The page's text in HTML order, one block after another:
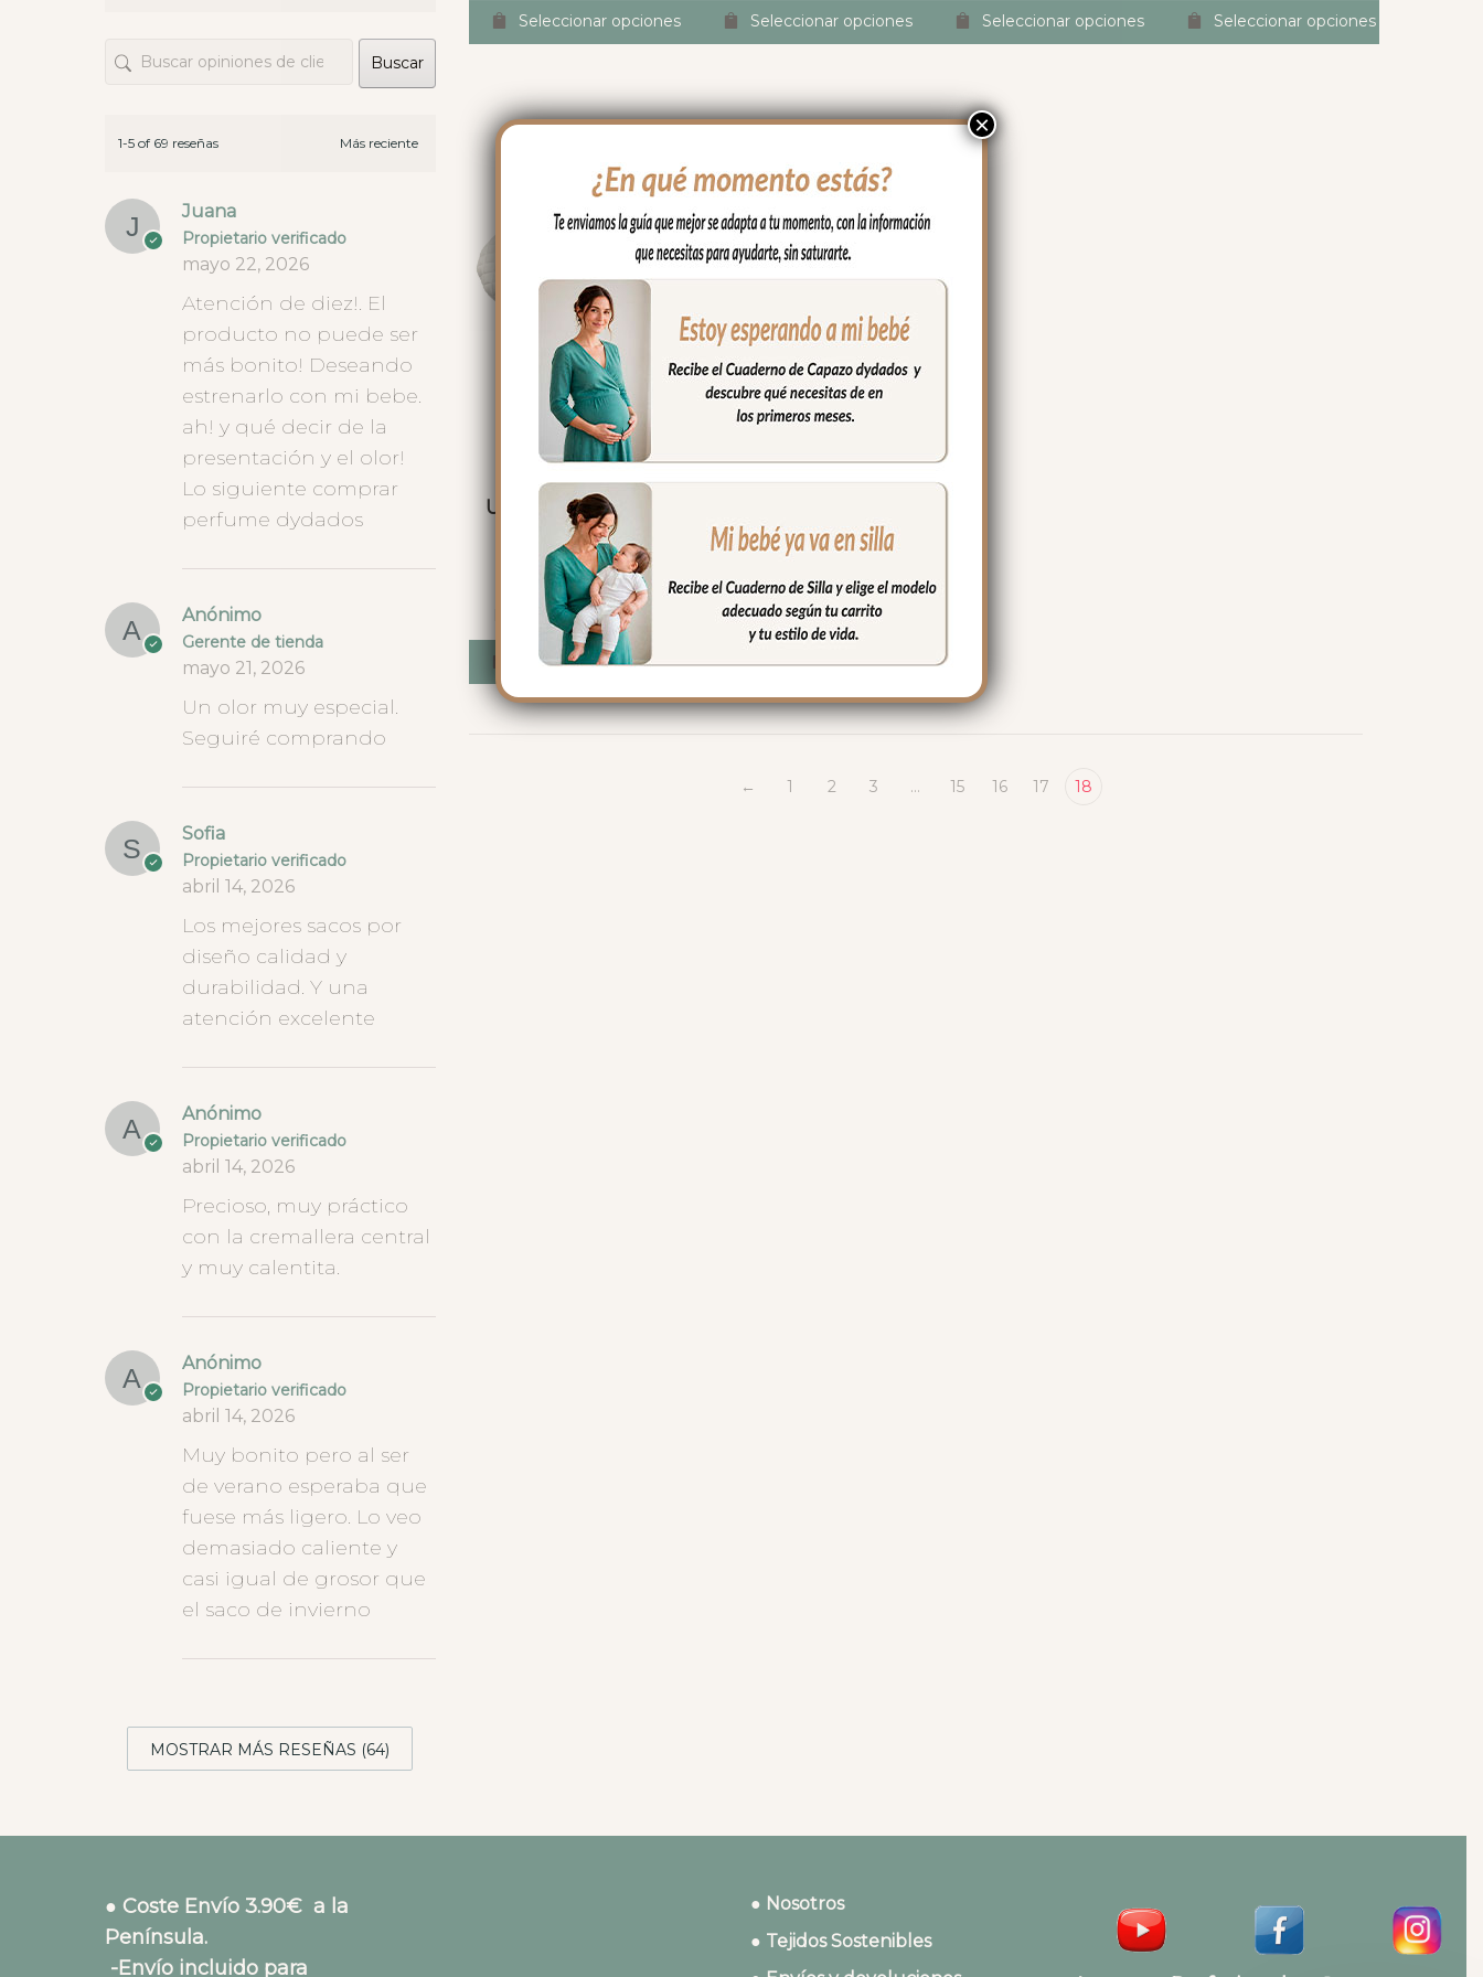
Seleccionar opciones Seleccionar opciones Seleccionar opciones Seleccionar opciones
2024 Fundas
Universales para
Colchón
Ergonómicas
Desde:14.50€
Seleccionar opciones
← 1 2 3 … 15 16 17 18
las telas, ofreciendo
que da gusto gastar el
dinero
Buscar
1-5 of 69 reseñas
Juana
Propietario verificado
mayo 22, 2026
Atención de diez!. El
producto no puede ser
más bonito! Deseando
estrenarlo con mi bebe.
ah! y qué decir de la
presentación y el olor!
Lo siguiente comprar
perfume dydados
Anónimo
Gerente de tienda
mayo 21, 2026
Un olor muy especial.
Seguiré comprando
Sofia
Propietario verificado
abril 14, 2026
Los mejores sacos por
diseño calidad y
durabilidad. Y una
atención excelente
Anónimo
Propietario verificado
abril 14, 2026
Precioso, muy práctico
con la cremallera central
y muy calentita.
Anónimo
Propietario verificado
abril 14, 2026
Muy bonito pero al ser
de verano esperaba que
fuese más ligero. Lo veo
demasiado caliente y
casi igual de grosor que
el saco de invierno
MOSTRAR MÁS RESEÑAS (64)
● Coste Envío 3.90€ a la
Península.
-Envío incluido para
● Nosotros
● Tejidos Sostenibles
×